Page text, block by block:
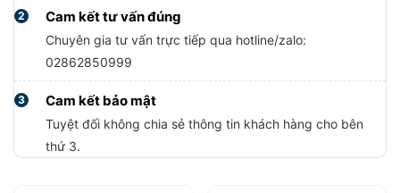
2 Cam kết tư vấn đúng
Chuyên gia tư vấn trực tiếp qua hotline/zalo:
02862850999
3 Cam kết bảo mật
Tuyệt đối không chia sẻ thông tin khách hàng cho bên
thứ 3.